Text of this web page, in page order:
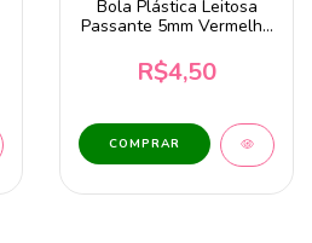
Bola Plástica Leitosa
Passante 5mm Vermelho
R$4,50